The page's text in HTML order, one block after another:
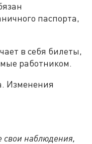
паспорта,
в себя билеты,
работником.
Изменения
свои наблюдения,